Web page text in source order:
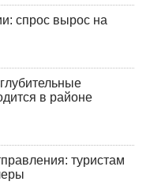
спрос вырос на
в районе
туристам